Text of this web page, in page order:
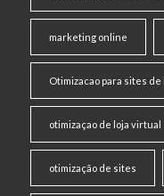
marketing online
Otimizacao para sites de
otimizaçao de loja virtual
otimização de sites